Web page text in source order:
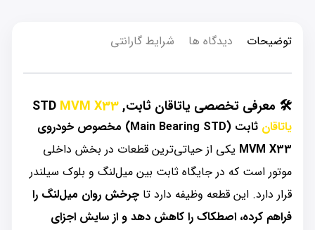
توضیحات دیدگاه ها شرایط گارانتی
🛠️ معرفی تخصصی یاتاقان ثابت, STDMVM X33
یاتاقان
ثابت (Main Bearing STD) مخصوص خودروی
MVM X33 یکی از حیاتی‌ترین قطعات در بخش داخلی
موتور است که در جایگاه ثابت بین میل‌لنگ و بلوک سیلندر
قرار دارد. این قطعه وظیفه دارد تا چرخش روان میل‌لنگ را
فراهم کرده، اصطکاک را کاهش دهد و از سایش اجزای